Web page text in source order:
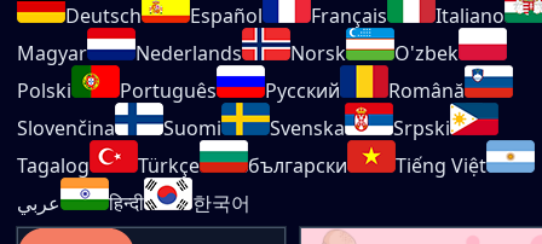
Deutsch
Español Français
Italiano
Magyar
Nederlands Norsk
O'zbek
Polski
Português Русский
Română
Slovenčina
Suomi Svenska
Srpski
Tagalog
Türkçe български
Tiếng Việt
عربي
हिन्दी 한국어